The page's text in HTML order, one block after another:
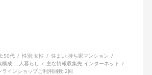
:50代 性別:女性 住まい:持ち家マンション
構成:二人暮らし 主な情報収集先:インターネット
ラインショップご利用回数:2回